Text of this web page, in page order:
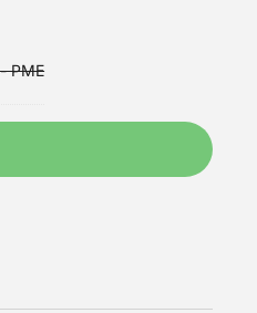
i dråber, og de indeholder
større mængder.
PME